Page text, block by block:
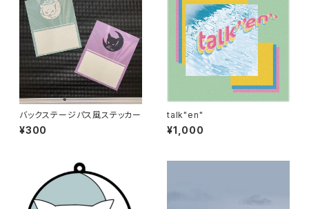
バックステージパス風ステッカー
¥300
talk"en"
¥1,000